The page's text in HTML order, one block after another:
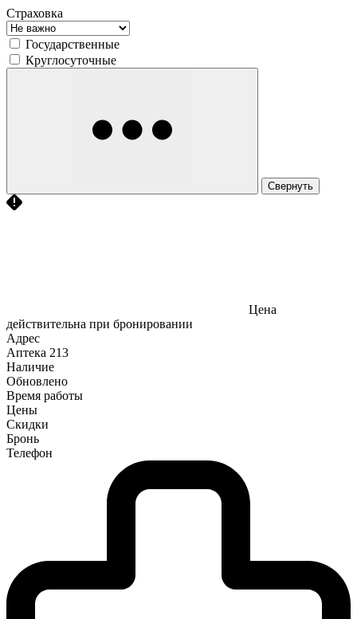
Страховка
Государственные
Круглосуточные
Свернуть
Цена
действительна при бронировании
Адрес
Аптека 213
Наличие
Обновлено
Время работы
Цены
Скидки
Бронь
Телефон